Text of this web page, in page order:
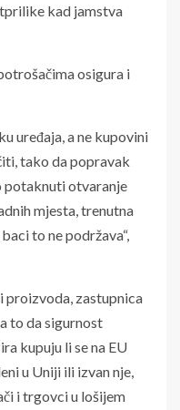
kad jamstva
osigura i
uređaja, a ne kupovini
tako da popravak
potaknuti otvaranje
mjesta, trenutna
to ne podržava“,
proizvoda, zastupnica
to da sigurnost
kupuju li se na EU
u Uniji ili izvan nje,
i trgovci u lošijem